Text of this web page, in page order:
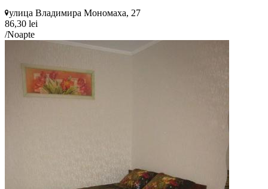
улица Владимира Мономаха, 27
86,30 lei
/Noapte